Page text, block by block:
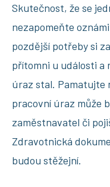
Skutečnost, že se
nezapomeňte
pozdější potřeby si
přítomni u události a
úraz stal. Pamatujte
pracovní úraz může
zaměstnavatel či
Zdravotnická
budou stěžejní.